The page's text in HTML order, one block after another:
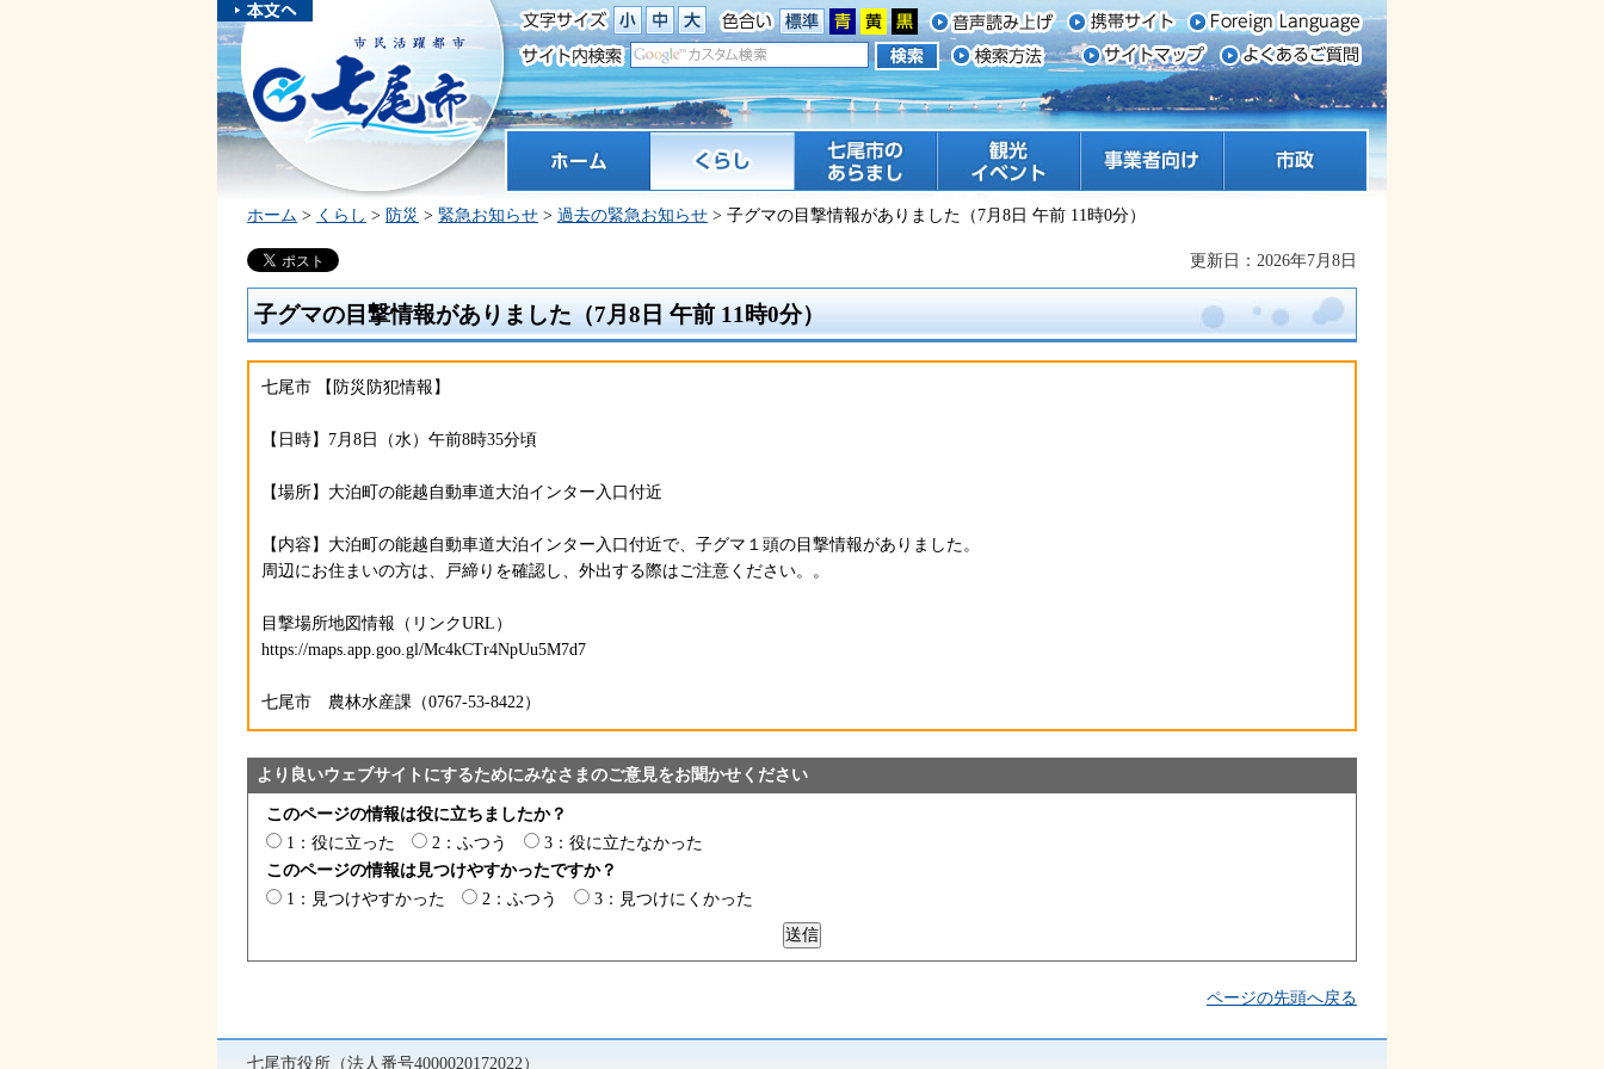
本文へスキ
ップしま
す。
市民活躍都市 七尾市
くらし 七尾市のあらまし 観光 イベント
ホーム > くらし > 防災 > 緊急お知らせ > 過去の緊急お知らせ > 子グマの目撃情報がありました（7月8日 午前 11時0分）
更新日：2026年7月8日
子グマの目撃情報がありました（7月8日 午前 11時0分）
七尾市 【防災防犯情報】
【日時】7月8日（水）午前8時35分頃
【場所】大泊町の能越自動車道大泊インター入口付近
【内容】大泊町の能越自動車道大泊インター入口付近で、子グマ１頭の目撃情報がありました。
周辺にお住まいの方は、戸締りを確認し、外出する際はご注意ください。。
目撃場所地図情報（リンクURL）
https://maps.app.goo.gl/Mc4kCTr4NpUu5M7d7
七尾市 農林水産課（0767-53-8422）
より良いウェブサイトにするためにみなさまのご意見をお聞かせください
このページの情報は役に立ちましたか？
1：役に立った
2：ふつう
3：役に立たなかった
このページの情報は見つけやすかったですか？
1：見つけやすかった
2：ふつう 3：見つけにくかった
ページの先頭へ戻る
七尾市役所（法人番号4000020172022）